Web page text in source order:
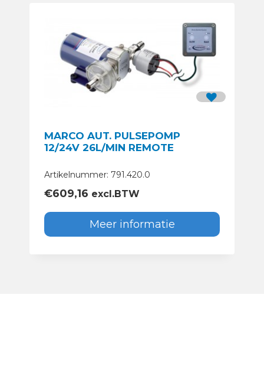
MARCO AUT. PULSEPOMP
12/24V 26L/MIN REMOTE
Artikelnummer: 791.420.0
€609,16 excl.BTW
Meer informatie